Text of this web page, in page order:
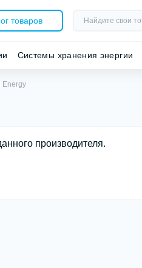
товаров
Системы хранения энергии
Energy
производителя.